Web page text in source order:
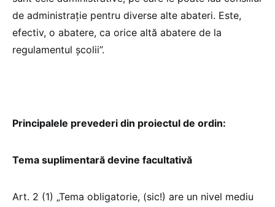
de administrație pentru diverse alte abateri. Este,
efectiv, o abatere, ca orice altă abatere de la
regulamentul școlii”.
Principalele prevederi din proiectul de ordin:
Tema suplimentară devine facultativă
Art. 2 (1) „Tema obligatorie, (sic!) are un nivel mediu